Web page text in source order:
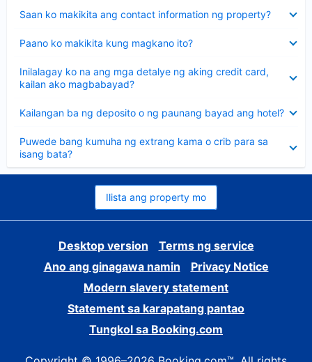
Saan ko makikita ang contact information ng property?
ang
Paano ko makikita kung magkano ito?
ang
Inilalagay ko na ang mga detalye ng aking credit card,
kailan ako magbabayad?
ang
sagot
Kailangan ba ng deposito o ng paunang bayad ang hotel?
ang
Puwede bang kumuha ng extrang kama o crib para sa
isang bata?
ang
sagot
Ilista ang property mo
Desktop version
Terms ng service
Ano ang ginagawa namin
Privacy Notice
Modern slavery statement
Statement sa karapatang pantao
Tungkol sa Booking.com